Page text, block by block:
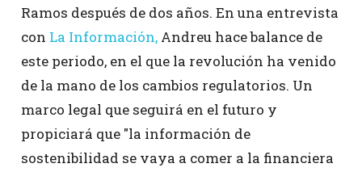
Ramos después de dos años. En una entrevista
con La Información, Andreu hace balance de
este periodo, en el que la revolución ha venido
de la mano de los cambios regulatorios. Un
marco legal que seguirá en el futuro y
propiciará que "la información de
sostenibilidad se vaya a comer a la financiera